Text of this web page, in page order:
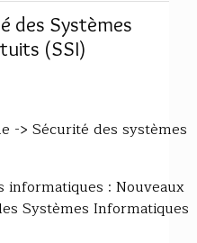
des Systèmes
(SSI)
-> Sécurité des systèmes
informatiques : Nouveaux
Systèmes Informatiques